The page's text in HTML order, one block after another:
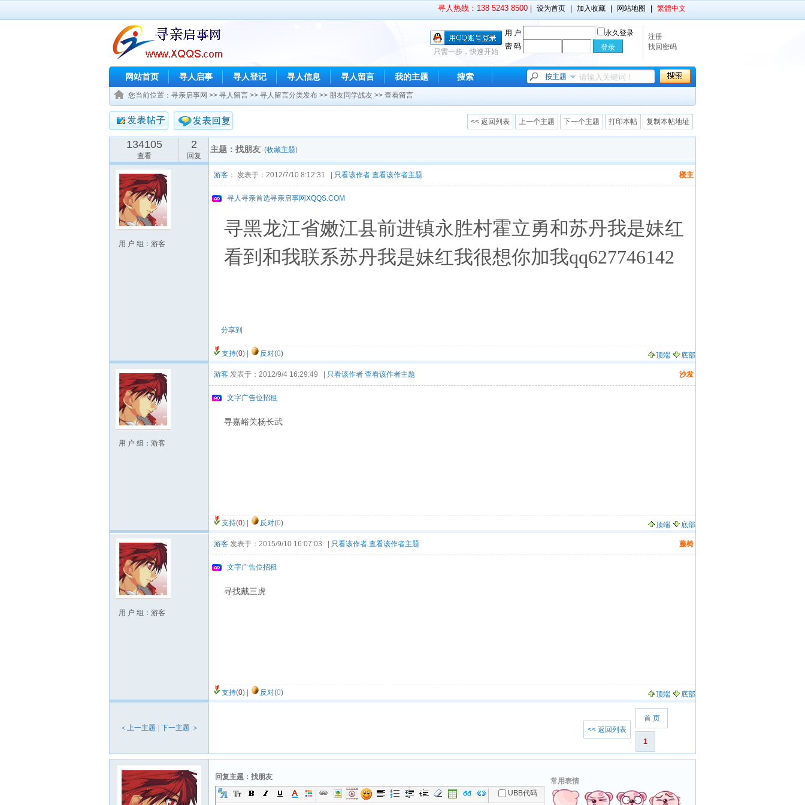
寻人热线：138 5243 8500 设为首页 加入收藏 网站地图 繁體中文
只需一步，快速开始
注册
找回密码
用 户
永久登录
密 码
网站首页 寻人启事 寻人登记 寻人信息 寻人留言 我的主题 搜索 按主题
您当前位置： 寻亲启事网 >> 寻人留言 >> 寻人留言分类发布 >> 朋友同学战友 >> 查看留言
<< 返回列表 上一个主题 下一个主题 打印本帖 复制本帖地址
134105
查看
2
回复
主题：找朋友 (收藏主题)
用 户 组：游客
游客： 发表于：2012/7/10 8:12:31 | 只看该作者 查看该作者主题 楼主
寻人寻亲首选寻亲启事网XQQS.COM
寻黑龙江省嫩江县前进镇永胜村霍立勇和苏丹我是妹红
看到和我联系苏丹我是妹红我很想你加我qq627746142
分享到
支持(0) 反对(0) 顶端 底部
用 户 组：游客
游客 发表于：2012/9/4 16:29:49 | 只看该作者 查看该作者主题 沙发
文字广告位招租
寻嘉峪关杨长武
支持(0) 反对(0) 顶端 底部
用 户 组：游客
游客 发表于：2015/9/10 16:07:03 | 只看该作者 查看该作者主题 藤椅
文字广告位招租
寻找戴三虎
支持(0) 反对(0) 顶端 底部
＜上一主题 下一主题 ＞ << 返回列表
首 页
1
回复主题：找朋友 常用表情